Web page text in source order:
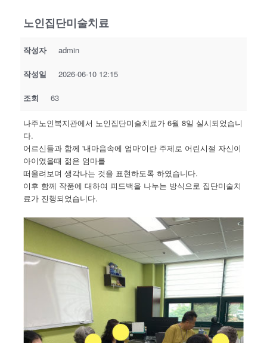
노인집단미술치료
작성자 admin
작성일 2026-06-10 12:15
조회 63
나주노인복지관에서 노인집단미술치료가 6월 8일 실시되었습니
다.
어르신들과 함께 '내마음속에 엄마'이란 주제로 어린시절 자신이
아이였을때 젊은 엄마를
떠올려보며 생각나는 것을 표현하도록 하였습니다.
이후 함께 작품에 대하여 피드백을 나누는 방식으로 집단미술치
료가 진행되었습니다.